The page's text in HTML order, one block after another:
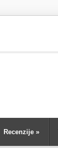
Recenzije »